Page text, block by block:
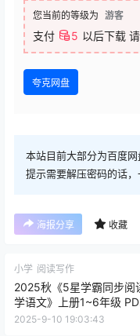
您当前的等级为 游客
支付 5 以后下载
夸克网盘
本站目前大部分为百度
提示需要解压密码的话
海报分享 收藏
小学 阅读写作
2025秋《5星学霸同步阅
学语文》上册1~6年级
式
2025-9-10 19:03:43